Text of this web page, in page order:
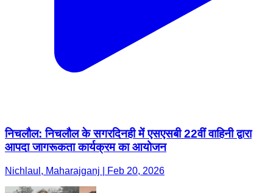
निचलौल: निचलौल के सगरदिनही में एसएसबी 22वीं वाहिनी द्वारा
आपदा जागरूकता कार्यक्रम का आयोजन
Nichlaul, Maharajganj | Feb 20, 2026